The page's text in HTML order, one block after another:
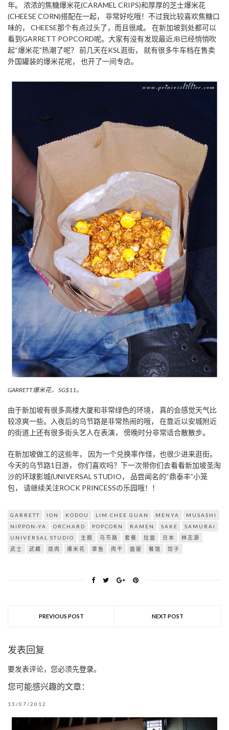
年。 浓浓的焦糖爆米花(CARAMEL CRIPS)和厚厚的芝士爆米花
(CHEESE CORN)搭配在一起， 非常好吃哦！不过我比较喜欢焦糖口
味的， CHEESE那个有点过头了，而且很咸。 在新加坡到处都可以
看到GARRETT POPCORD呢。大家有没有发现最近JB已经悄悄吹
起“爆米花”热潮了呢？ 前几天在KSL逛街， 就有很多牛车档在售卖
外国罐装的爆米花呢， 也开了一间专店。
GARRETT爆米花， SG$11。
由于新加坡有很多高楼大厦和非常绿色的环境， 真的会感觉天气比
较凉爽一些。入夜后的乌节路是非常热闹的哦， 在靠近以安城附近
的街道上还有很多街头艺人在表演， 傍晚时分非常适合散散步。
在新加坡做工的这些年， 因为一个兑换率作怪，也很少进来逛街。
今天的乌节路1日游， 你们喜欢吗？下一次带你们去看看新加坡圣淘
沙的环球影城(UNIVERSAL STUDIO， 品尝闻名的“鼎泰丰”小笼
包， 请继续关注ROCK PRINCESSの乐园哦！！
GARRETT ION KODOU LIM CHEE GUAN MENYA
MUSASHI
NIPPON-YA
ORCHARD POPCORN RAMEN SAKE
SAMURAI
UNIVERSAL STUDIO
主题 乌节路 套餐 拉面 日本
林志源
武士
武藏 烧肉 爆米花 章鱼 肉干 面屋 餐馆 饺子
PREVIOUS POST NEXT POST
发表回复
要发表评论，您必须先登录。
您可能感兴趣的文章：
13/07/2012